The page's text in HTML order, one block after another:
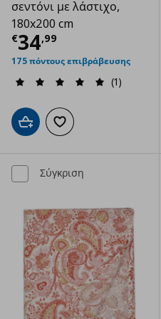
σεντόνι με λάστιχο,
180x200 cm
€34,99
Τρέχουσα τιμή
175 πόντους επιβράβευσης
(1)
Προσθήκη στο καλάθι
Προσθήκη στα
Σύγκριση